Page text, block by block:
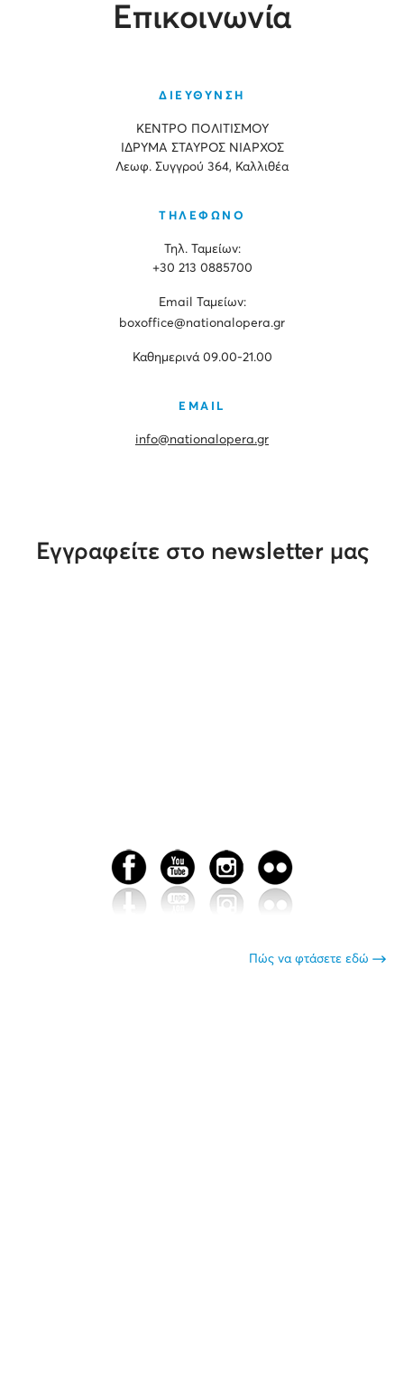
Επικοινωνία
ΔΙΕΥΘΥΝΣΗ
ΚΕΝΤΡΟ ΠΟΛΙΤΙΣΜΟΥ
ΙΔΡΥΜΑ ΣΤΑΥΡΟΣ ΝΙΑΡΧΟΣ
Λεωφ. Συγγρού 364, Καλλιθέα
ΤΗΛΕΦΩΝΟ
Τηλ. Ταμείων:
+30 213 0885700
Εmail Ταμείων:
boxoffice@nationalopera.gr
Καθημερινά 09.00-21.00
EMAIL
info@nationalopera.gr
Εγγραφείτε στο newsletter μας
Πώς να φτάσετε εδώ